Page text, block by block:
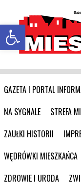
Otwórz pasek narzędzi
GAZETA I PORTAL
NA SYGNALE
STREFA
ZAUŁKI HISTORII
WĘDRÓWKI MIESZKAŃCA
ZDROWIE I URODA